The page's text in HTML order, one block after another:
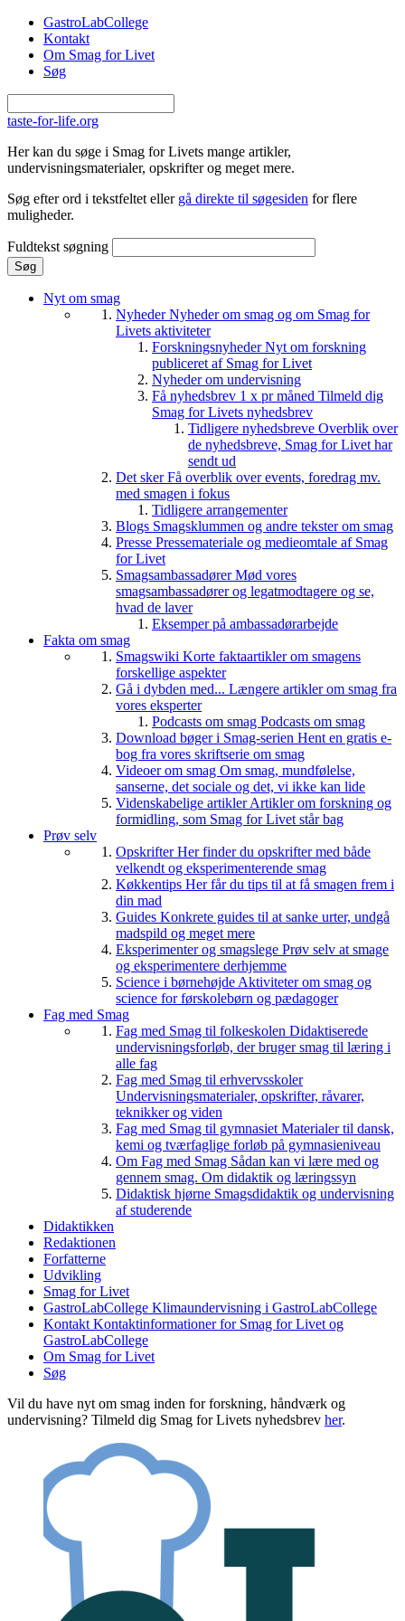
Gå til hovedindhold
GastroLabCollege
Kontakt
Om Smag for Livet
Søg
taste-for-life.org
Her kan du søge i Smag for Livets mange artikler,
undervisningsmaterialer, opskrifter og meget mere.
Søg efter ord i tekstfeltet eller gå direkte til søgesiden for flere
muligheder.
Fuldtekst søgning
Nyt om smag
NyhederNyheder om smag og om Smag for
Livets aktiviteter
ForskningsnyhederNyt om forskning
publiceret af Smag for Livet
Nyheder om undervisning
Få nyhedsbrev 1 x pr måned Tilmeld dig
Smag for Livets nyhedsbrev
Tidligere nyhedsbreve Overblik over
de nyhedsbreve, Smag for Livet har
sendt ud
Det skerFå overblik over events, foredrag mv.
med smagen i fokus
Tidligere arrangementer
Blogs Smagsklummen og andre tekster om smag
Presse Pressemateriale og medieomtale af Smag
for Livet
SmagsambassadørerMød vores
smagsambassadører og legatmodtagere og se,
hvad de laver
Eksemper på ambassadørarbejde
Fakta om smag
Smagswiki Korte faktaartikler om smagens
forskellige aspekter
Gå i dybden med... Længere artikler om smag fra
vores eksperter
Podcasts om smag Podcasts om smag
Download bøger i Smag-serien Hent en gratis e-
bog fra vores skriftserie om smag
Videoer om smag Om smag, mundfølelse,
sanserne, det sociale og det, vi ikke kan lide
Videnskabelige artiklerArtikler om forskning og
formidling, som Smag for Livet står bag
Prøv selv
OpskrifterHer finder du opskrifter med både
velkendt og eksperimenterende smag
Køkkentips Her får du tips til at få smagen frem i
din mad
Guides Konkrete guides til at sanke urter, undgå
madspild og meget mere
Eksperimenter og smagslege Prøv selv at smage
og eksperimentere derhjemme
Science i børnehøjde Aktiviteter om smag og
science for førskolebørn og pædagoger
Fag med Smag
Fag med Smag til folkeskolen Didaktiserede
undervisningsforløb, der bruger smag til læring i
alle fag
Fag med Smag til erhvervsskoler
Undervisningsmaterialer, opskrifter, råvarer,
teknikker og viden
Fag med Smag til gymnasiet Materialer til dansk,
kemi og tværfaglige forløb på gymnasieniveau
Om Fag med Smag Sådan kan vi lære med og
gennem smag. Om didaktik og læringssyn
Didaktisk hjørne Smagsdidaktik og undervisning
af studerende
Didaktikken
Redaktionen
Forfatterne
Udvikling
Smag for Livet
GastroLabCollege Klimaundervisning i GastroLabCollege
Kontakt Kontaktinformationer for Smag for Livet og
GastroLabCollege
Om Smag for Livet
Søg
Vil du have nyt om smag inden for forskning, håndværk og
undervisning? Tilmeld dig Smag for Livets nyhedsbrev her.